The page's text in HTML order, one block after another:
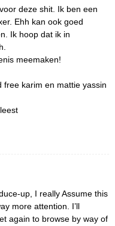
deze shit. Ik ben een
Ehh kan ook goed
Ik hoop dat ik in
meemaken!
free karim en mattie yassin
up, I really Assume this
more attention. I’ll
again to browse by way of